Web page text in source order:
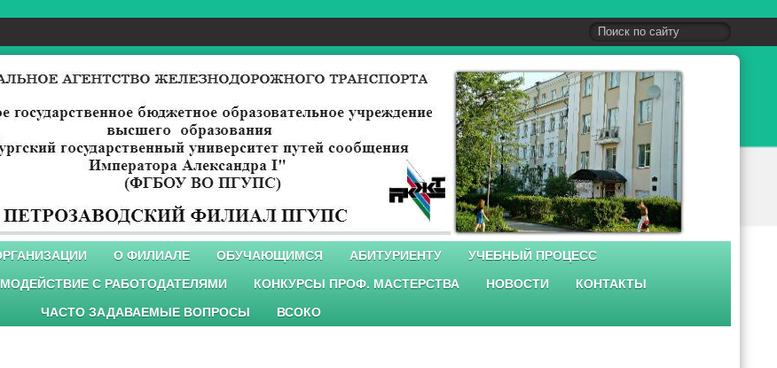
О ФИЛИАЛЕ ОБУЧАЮЩИМСЯ АБИТУРИЕНТУ УЧЕБНЫЙ ПРОЦЕСС
С РАБОТОДАТЕЛЯМИ КОНКУРСЫ ПРОФ. МАСТЕРСТВА НОВОСТИ КОНТАКТЫ
ЧАСТО ЗАДАВАЕМЫЕ ВОПРОСЫ ВСОКО